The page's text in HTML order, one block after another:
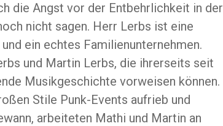
die Angst vor der Entbehrlichkeit in der
nicht sagen. Herr Lerbs ist eine
ein echtes Familienunternehmen.
und Martin Lerbs, die ihrerseits seit
Musikgeschichte vorweisen können.
Stile Punk-Events aufrieb und
arbeiteten Mathi und Martin an